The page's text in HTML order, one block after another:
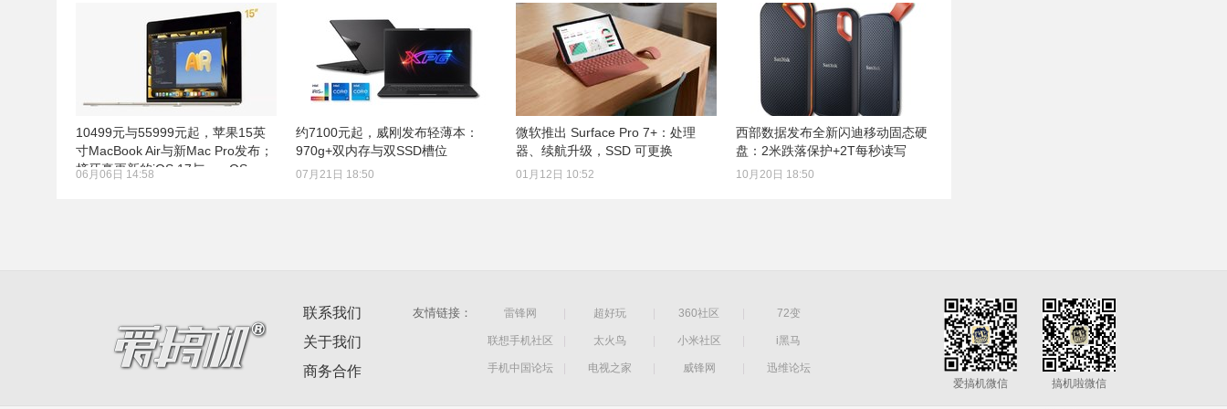
10499元与55999元起，苹果15英
寸MacBook Air与新Mac Pro发布；
挤牙膏更新的iOS 17与macOS
06月06日 14:58
约7100元起，威刚发布轻薄本：
970g+双内存与双SSD槽位
07月21日 18:50
微软推出 Surface Pro 7+：处理
器、续航升级，SSD 可更换
01月12日 10:52
西部数据发布全新闪迪移动固态硬
盘：2米跌落保护+2T每秒读写
10月20日 18:50
联系我们
关于我们
商务合作
友情链接： 雷锋网 超好玩 360社区 72变
联想手机社区 太火鸟 小米社区 i黑马
手机中国论坛 电视之家 威锋网
迅维论坛
爱搞机微信
搞机啦微信